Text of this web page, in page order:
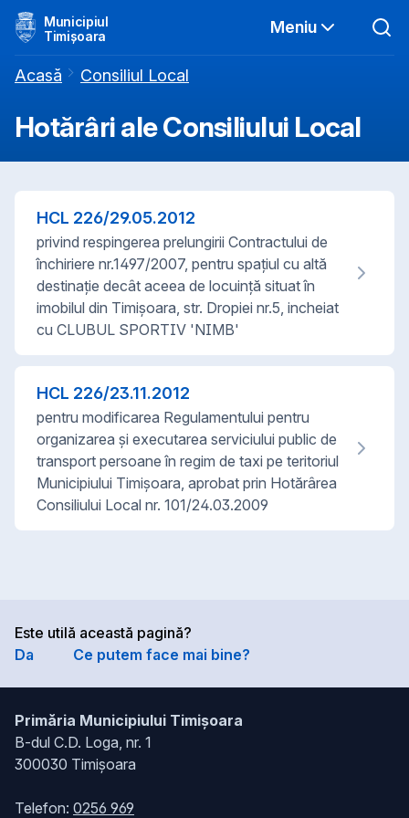
Municipiul
Timișoara
Meniu
Acasă Consiliul Local
Hotărâri ale Consiliului Local
HCL 226/29.05.2012
privind respingerea prelungirii Contractului de
închiriere nr.1497/2007, pentru spaţiul cu altă
destinaţie decât aceea de locuinţă situat în
imobilul din Timişoara, str. Dropiei nr.5, incheiat
cu CLUBUL SPORTIV 'NIMB'
HCL 226/23.11.2012
pentru modificarea Regulamentului pentru
organizarea şi executarea serviciului public de
transport persoane în regim de taxi pe teritoriul
Municipiului Timişoara, aprobat prin Hotărârea
Consiliului Local nr. 101/24.03.2009
Este utilă această pagină?
Da
Ce putem face mai bine?
Primăria Municipiului Timișoara
B-dul C.D. Loga, nr. 1
300030 Timișoara
Telefon: 0256 969